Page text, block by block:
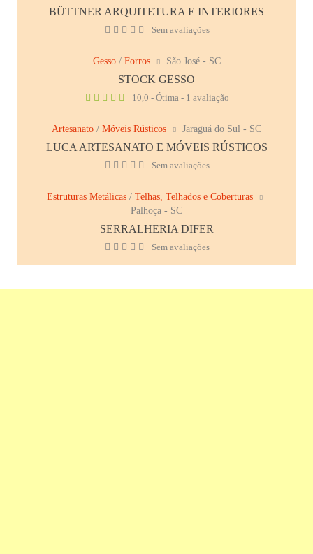
BÜTTNER ARQUITETURA E INTERIORES
Sem avaliações
Gesso/ Forros São José - SC
STOCK GESSO
10,0 - Ótima - 1 avaliação
Artesanato / Móveis Rústicos Jaraguá do Sul - SC
LUCA ARTESANATO E MÓVEIS RÚSTICOS
Sem avaliações
Estruturas Metálicas / Telhas, Telhados e Coberturas
Palhoça - SC
SERRALHERIA DIFER
Sem avaliações